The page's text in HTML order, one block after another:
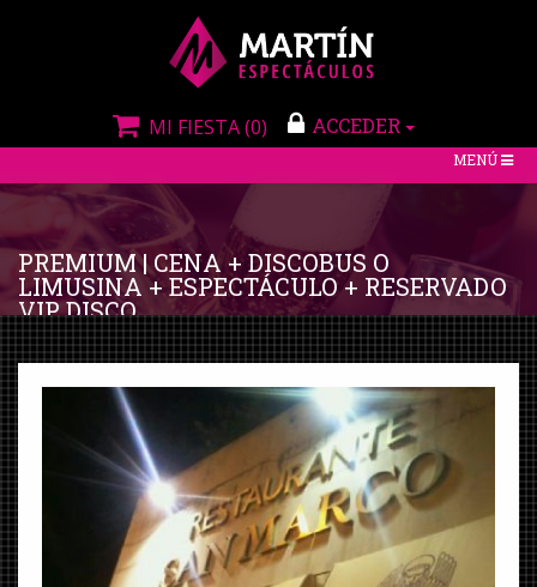
MI FIESTA(0) ACCEDER
TOGGLE
MENÚ
PREMIUM | CENA + DISCOBUS O
LIMUSINA + ESPECTÁCULO + RESERVADO
VIP DISCO